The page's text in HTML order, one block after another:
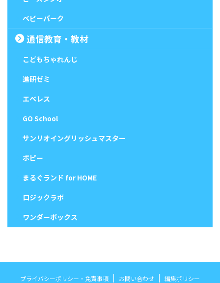
ベビーパーク
通信教育・教材
こどもちゃれんじ
進研ゼミ
エベレス
GO School
サンリオイングリッシュマスター
ポピー
まるぐランド for HOME
ロジックラボ
ワンダーボックス
プライバシーポリシー・免責事項 お問い合わせ 編集ポリシー